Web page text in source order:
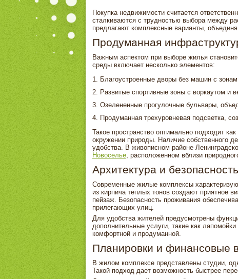
Покупка недвижимости считается
сталкиваются с трудностью выбора между
предлагают комплексные варианты,
Продуманная
Важным аспектом при выборе жилья
среды включает несколько элементов:
Благоустроенные дворы без машин с
Развитые спортивные зоны с воркаутом
Озелененные прогулочные бульвары,
Продуманная трехуровневая подсветка,
Такое пространство оптимально подходит
окружении природы. Наличие собственного
удобства. В живописном районе
Новоселье, расположенном вблизи
Архитектура и безопасность
Современные жилые комплексы
из кирпича теплых тонов создают приятное
пейзаж. Безопасность проживания
прилегающих улиц.
Для удобства жителей предусмотрены
дополнительные услуги, такие как
комфортной и продуманной.
Планировки и финансовые
В жилом комплексе представлены студии,
Такой подход дает возможность быстрее